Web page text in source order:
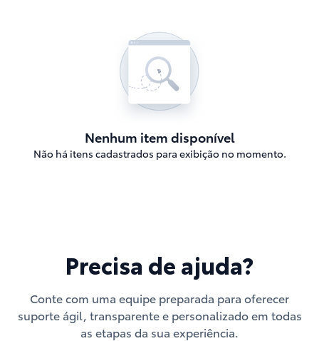
Nenhum item disponível
Não há itens cadastrados para exibição no momento.
Precisa de ajuda?
Conte com uma equipe preparada para oferecer
suporte ágil, transparente e personalizado em todas
as etapas da sua experiência.